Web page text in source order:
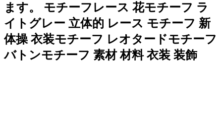
ます。 モチーフレース 花モチーフ ラ
イトグレー 立体的 レース モチーフ 新
体操 衣装モチーフ レオタードモチーフ
バトンモチーフ 素材 材料 衣装 装飾